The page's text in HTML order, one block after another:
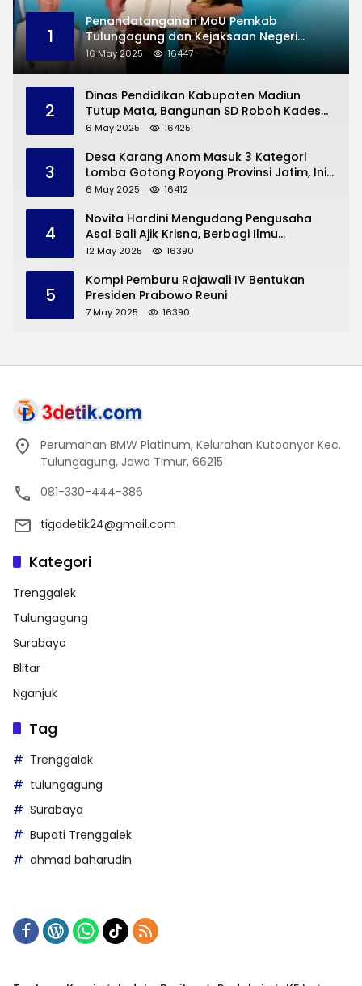
1
Penandatanganan MoU Pemkab
Tulungagung dan Kejaksaan Negeri
Permasalahan Hukum
16 May 2025 16447
2
Dinas Pendidikan Kabupaten Madiun
Tutup Mata, Bangunan SD Roboh Kades
Dermorejo Bangun Pakai Dana Pribadi
6 May 2025 16425
3
Desa Karang Anom Masuk 3 Kategori
Lomba Gotong Royong Provinsi Jatim, Ini
yang Disampaikan Sekda Trenggalek
6 May 2025 16412
4
Novita Hardini Mengudang Pengusaha
Asal Bali Ajik Krisna, Berbagi Ilmu
Pengembangan Pariwisata dan UMKM
12 May 2025 16390
5
Kompi Pemburu Rajawali IV Bentukan
Presiden Prabowo Reuni
7 May 2025 16390
Perumahan BMW Platinum, Kelurahan Kutoanyar Kec.
Tulungagung, Jawa Timur, 66215
081-330-444-386
tigadetik24@gmail.com
Kategori
Trenggalek
Tulungagung
Surabaya
Blitar
Nganjuk
Tag
Trenggalek
tulungagung
Surabaya
Bupati Trenggalek
ahmad baharudin